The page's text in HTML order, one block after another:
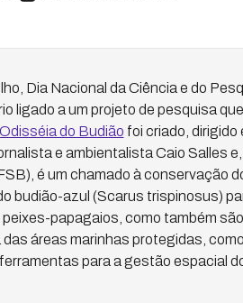
Dia Nacional da Ciência e do
ligado a um projeto de pesquisa
do Budião foi criado,
e ambientalista Caio Salles
é um chamado à conservação
budião-azul (Scarus trispinosus)
papagaios, como também
das áreas marinhas protegidas,
para a gestão espacial